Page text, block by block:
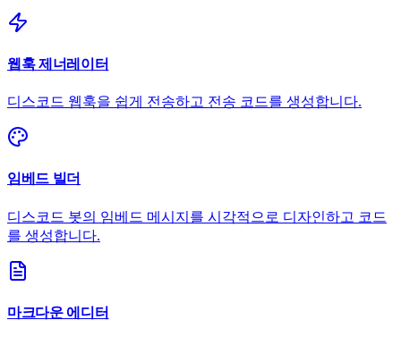
웹훅 제너레이터
디스코드 웹훅을 쉽게 전송하고 전송 코드를 생성합니다.
임베드 빌더
디스코드 봇의 임베드 메시지를 시각적으로 디자인하고 코드
를 생성합니다.
마크다운 에디터